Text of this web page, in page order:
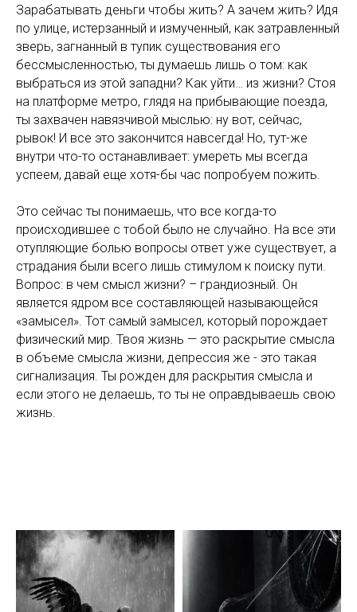
Зарабатывать деньги чтобы жить? А зачем жить? Идя
по улице, истерзанный и измученный, как затравленный
зверь, загнанный в тупик существования его
бессмысленностью, ты думаешь лишь о том: как
выбраться из этой западни? Как уйти… из жизни? Стоя
на платформе метро, глядя на прибывающие поезда,
ты захвачен навязчивой мыслью: ну вот, сейчас,
рывок! И все это закончится навсегда! Но, тут-же
внутри что-то останавливает: умереть мы всегда
успеем, давай еще хотя-бы час попробуем пожить.
Это сейчас ты понимаешь, что все когда-то
происходившее с тобой было не случайно. На все эти
отупляющие болью вопросы ответ уже существует, а
страдания были всего лишь стимулом к поиску пути.
Вопрос: в чем смысл жизни? – грандиозный. Он
является ядром все составляющей называющейся
«замысел». Тот самый замысел, который порождает
физический мир. Твоя жизнь — это раскрытие смысла
в объеме смысла жизни, депрессия же - это такая
сигнализация. Ты рожден для раскрытия смысла и
если этого не делаешь, то ты не оправдываешь свою
жизнь.